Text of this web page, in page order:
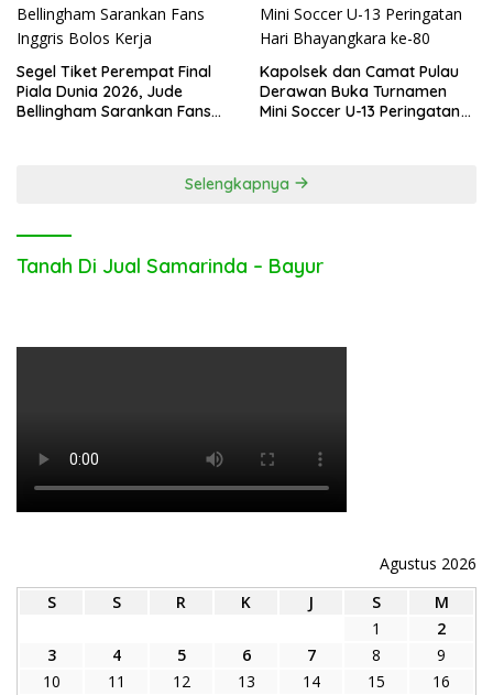
Segel Tiket Perempat Final
Piala Dunia 2026, Jude
Bellingham Sarankan Fans
Kapolsek dan Camat Pulau
Derawan Buka Turnamen
Mini Soccer U-13 Peringatan
Selengkapnya
Tanah Di Jual Samarinda – Bayur
Agustus 2026
S
S R K J S
M
1
2
3
4 5 6 7 8
9
10
11 12 13 14 15
16